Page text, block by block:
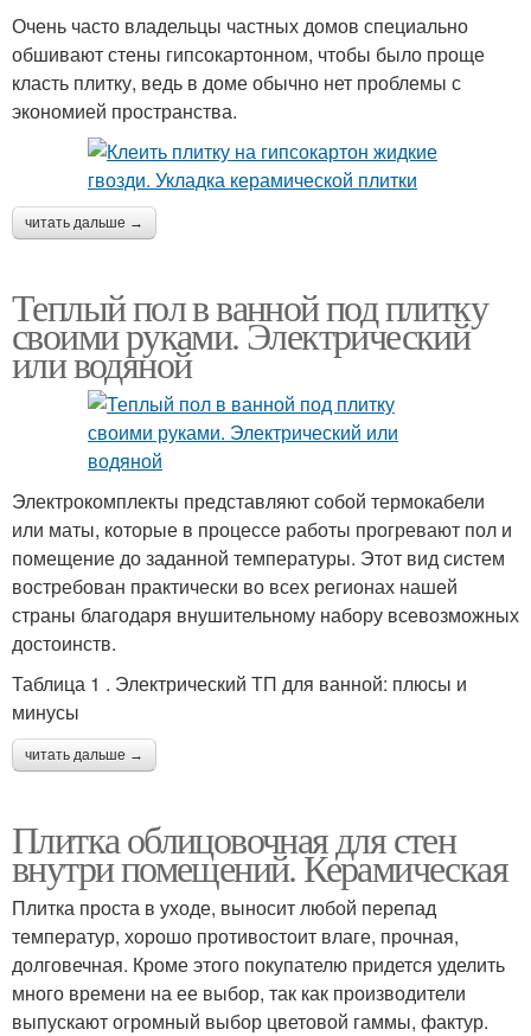
Очень часто владельцы частных домов специально
обшивают стены гипсокартонном, чтобы было проще
класть плитку, ведь в доме обычно нет проблемы с
экономией пространства.
читать дальше →
Теплый пол в ванной под плитку
своими руками. Электрический
или водяной
Электрокомплекты представляют собой термокабели
или маты, которые в процессе работы прогревают пол и
помещение до заданной температуры. Этот вид систем
востребован практически во всех регионах нашей
страны благодаря внушительному набору всевозможных
достоинств.
Таблица 1 . Электрический ТП для ванной: плюсы и
минусы
читать дальше →
Плитка облицовочная для стен
внутри помещений. Керамическая
Плитка проста в уходе, выносит любой перепад
температур, хорошо противостоит влаге, прочная,
долговечная. Кроме этого покупателю придется уделить
много времени на ее выбор, так как производители
выпускают огромный выбор цветовой гаммы, фактур.